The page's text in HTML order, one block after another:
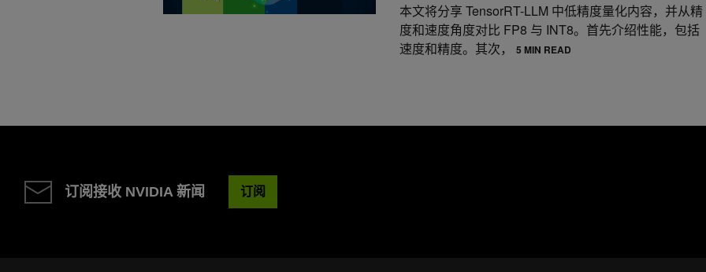
本文将分享 TensorRT-LLM 中低精度量化内容，并从精
度和速度角度对比 FP8 与 INT8。首先介绍性能，包括
速度和精度。其次，
5 MIN READ
订阅接收 NVIDIA 新闻 订阅